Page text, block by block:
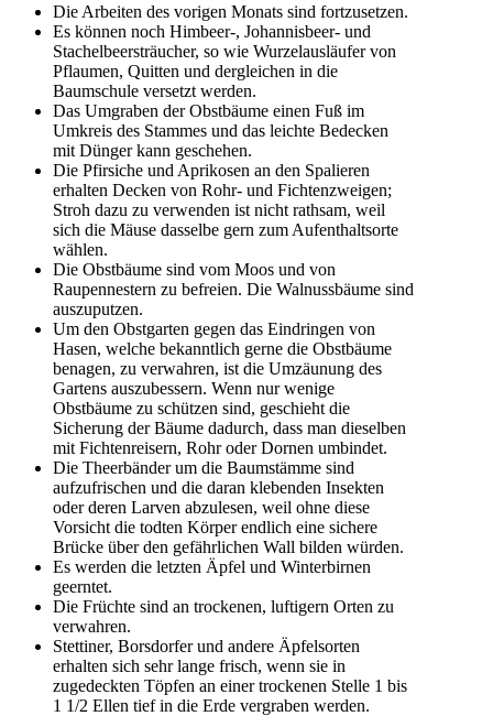
Die Arbeiten des vorigen Monats sind fortzusetzen.
Es können noch Himbeer-, Johannisbeer- und
Stachelbeersträucher, so wie Wurzelausläufer von
Pflaumen, Quitten und dergleichen in die
Baumschule versetzt werden.
Das Umgraben der Obstbäume einen Fuß im
Umkreis des Stammes und das leichte Bedecken
mit Dünger kann geschehen.
Die Pfirsiche und Aprikosen an den Spalieren
erhalten Decken von Rohr- und Fichtenzweigen;
Stroh dazu zu verwenden ist nicht rathsam, weil
sich die Mäuse dasselbe gern zum Aufenthaltsorte
wählen.
Die Obstbäume sind vom Moos und von
Raupennestern zu befreien. Die Walnussbäume sind
auszuputzen.
Um den Obstgarten gegen das Eindringen von
Hasen, welche bekanntlich gerne die Obstbäume
benagen, zu verwahren, ist die Umzäunung des
Gartens auszubessern. Wenn nur wenige
Obstbäume zu schützen sind, geschieht die
Sicherung der Bäume dadurch, dass man dieselben
mit Fichtenreisern, Rohr oder Dornen umbindet.
Die Theerbänder um die Baumstämme sind
aufzufrischen und die daran klebenden Insekten
oder deren Larven abzulesen, weil ohne diese
Vorsicht die todten Körper endlich eine sichere
Brücke über den gefährlichen Wall bilden würden.
Es werden die letzten Äpfel und Winterbirnen
geerntet.
Die Früchte sind an trockenen, luftigern Orten zu
verwahren.
Stettiner, Borsdorfer und andere Äpfelsorten
erhalten sich sehr lange frisch, wenn sie in
zugedeckten Töpfen an einer trockenen Stelle 1 bis
1 1/2 Ellen tief in die Erde vergraben werden.